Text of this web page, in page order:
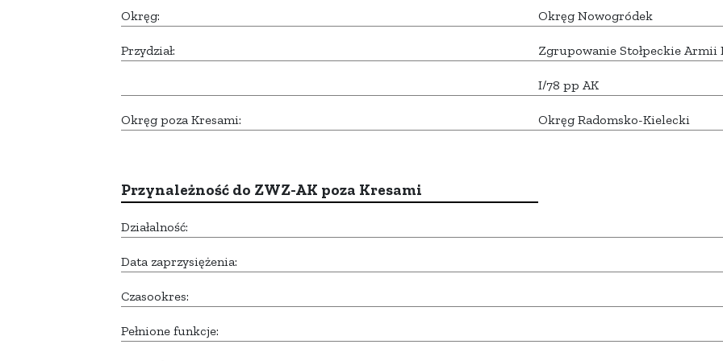
Okręg: Okręg Nowogródek
Przydział: Zgrupowanie Stołpeckie Armii
I/78 pp AK
Okręg poza Kresami: Okręg Radomsko-Kielecki
Przynależność do ZWZ-AK poza Kresami
Działalność:
Data zaprzysiężenia:
Czasookres:
Pełnione funkcje: